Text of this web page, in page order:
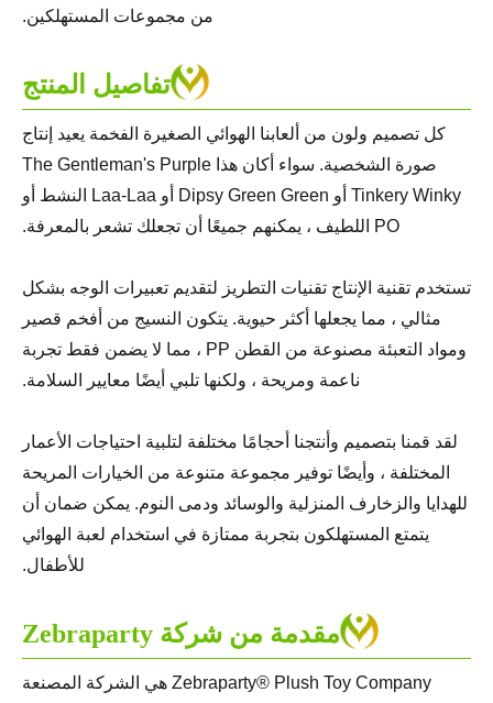
من مجموعات المستهلكين.
تفاصيل المنتج
كل تصميم ولون من ألعابنا الهوائي الصغيرة الفخمة يعيد إنتاج
صورة الشخصية. سواء أكان هذا The Gentleman's Purple
Tinkery Winky أو ​​Dipsy Green Green أو Laa-Laa النشط أو
PO اللطيف ، يمكنهم جميعًا أن تجعلك تشعر بالمعرفة.
تستخدم تقنية الإنتاج تقنيات التطريز لتقديم تعبيرات الوجه بشكل
مثالي ، مما يجعلها أكثر حيوية. يتكون النسيج من أفخم قصير
ومواد التعبئة مصنوعة من القطن PP ، مما لا يضمن فقط تجربة
ناعمة ومريحة ، ولكنها تلبي أيضًا معايير السلامة.
لقد قمنا بتصميم وأنتجنا أحجامًا مختلفة لتلبية احتياجات الأعمار
المختلفة ، وأيضًا توفير مجموعة متنوعة من الخيارات المريحة
للهدايا والزخارف المنزلية والوسائد ودمى النوم. يمكن ضمان أن
يتمتع المستهلكون بتجربة ممتازة في استخدام لعبة الهوائي
للأطفال.
مقدمة من شركة Zebraparty
Zebraparty® Plush Toy Company هي الشركة المصنعة